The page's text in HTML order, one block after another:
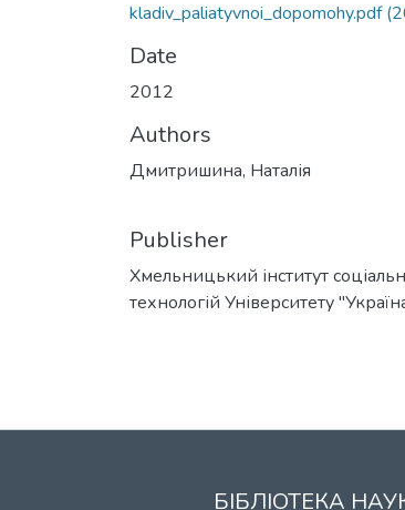
kladiv_paliatyvnoi_dopomohy.pdf
Date
2012
Authors
Дмитришина, Наталія
Publisher
Хмельницький інститут
технологій Університету
БІБЛІОТЕКА